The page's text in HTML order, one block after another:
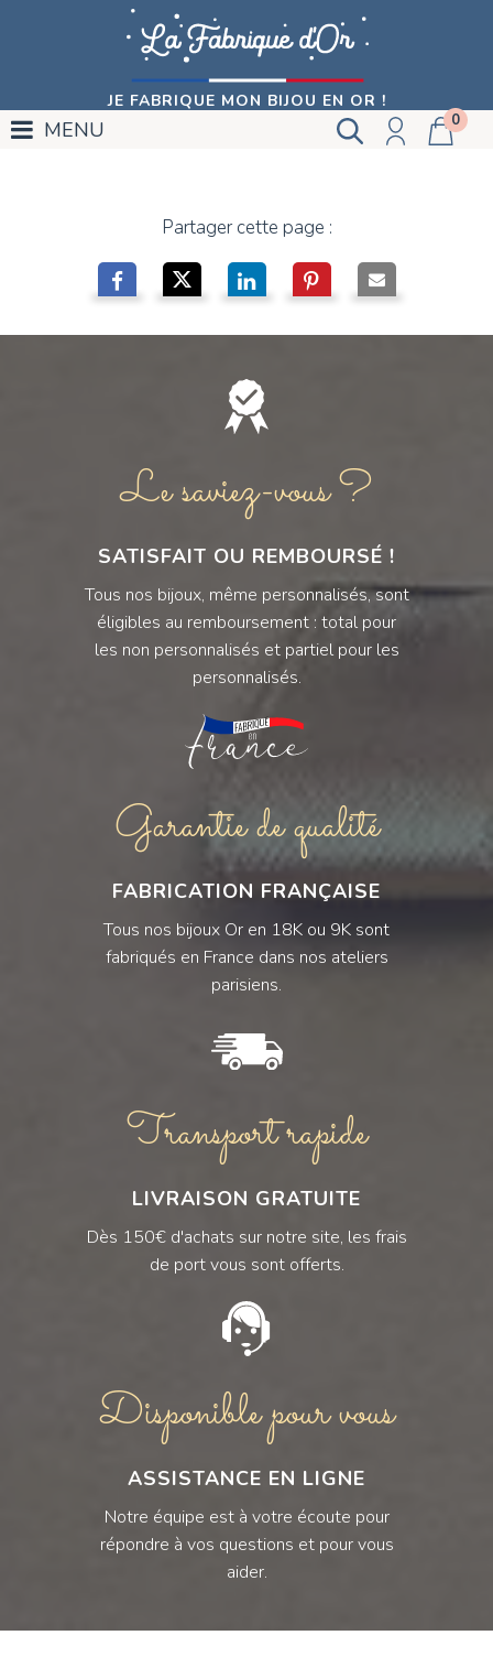
JE FABRIQUE MON BIJOU EN OR !
0
MENU
Partager cette page :
Le saviez-vous ?
SATISFAIT OU REMBOURSÉ !
Tous nos bijoux, même personnalisés, sont
éligibles au remboursement : total pour
les non personnalisés et partiel pour les
personnalisés.
Garantie de qualité
FABRICATION FRANÇAISE
Tous nos bijoux Or en 18K ou 9K sont
fabriqués en France dans nos ateliers
parisiens.
Transport rapide
LIVRAISON GRATUITE
Dès 150€ d'achats sur notre site, les frais
de port vous sont offerts.
Disponible pour vous
ASSISTANCE EN LIGNE
Notre équipe est à votre écoute pour
répondre à vos questions et pour vous
aider.